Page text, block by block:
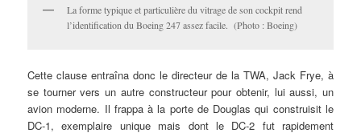
La forme typique et particulière du vitrage de son cockpit rend
l’identification du Boeing 247 assez facile. (Photo : Boeing)
Cette clause entraîna donc le directeur de la TWA, Jack Frye, à
se tourner vers un autre constructeur pour obtenir, lui aussi, un
avion moderne. Il frappa à la porte de Douglas qui construisit le
DC-1, exemplaire unique mais dont le DC-2 fut rapidement